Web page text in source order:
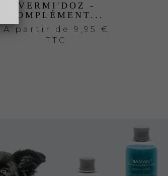
VERMI'DOZ -
COMPLÉMENT...
A partir de9,95 €
TTC